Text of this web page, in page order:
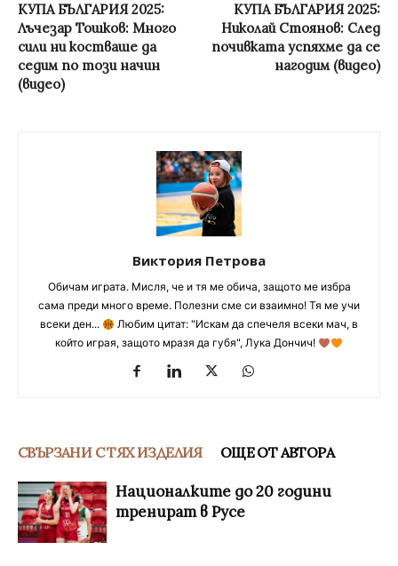
КУПА БЪЛГАРИЯ 2025:
Лъчезар Тошков: Много
сили ни костваше да
седим по този начин
(видео)
КУПА БЪЛГАРИЯ 2025:
Николай Стоянов: След
почивката успяхме да се
нагодим (видео)
Виктория Петрова
Обичам играта. Мисля, че и тя ме обича, защото ме избра
сама преди много време. Полезни сме си взаимно! Тя ме учи
всеки ден...
Любим цитат: "Искам да спечеля всеки мач, в
който играя, защото мразя да губя", Лука Дончич!
СВЪРЗАНИ С ТЯХ ИЗДЕЛИЯ ОЩЕ ОТ АВТОРА
Националките до 20 години
тренират в Русе